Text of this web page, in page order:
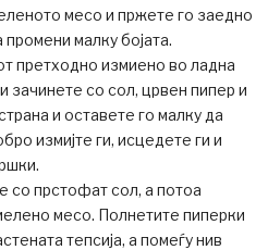
месо и пржете го заедно
малку бојата.
претходно измиено во ладна
зачинете со сол, црвен пипер и
и оставете го малку да
измијте ги, исцедете ги и
со прстофат сол, а потоа
месо. Полнетите пиперки
тепсија, а помеѓу нив